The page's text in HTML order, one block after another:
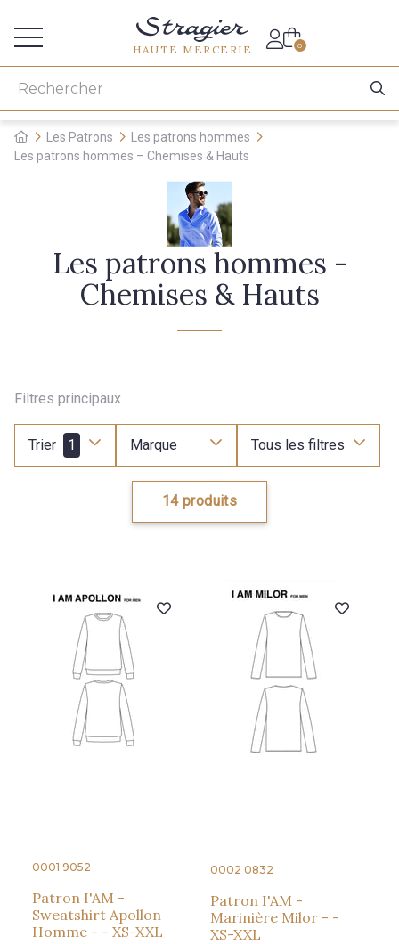
HAUTE MERCERIE 0
Les Patrons
Les patrons hommes
Les patrons hommes – Chemises & Hauts
Les patrons hommes -
Chemises & Hauts
Filtres principaux
Trier 1 Marque Tous les filtres
14 produits
0001 9052
Patron I'AM -
Sweatshirt Apollon
Homme - - XS-XXL
0002 0832
Patron I'AM -
Marinière Milor - -
XS-XXL